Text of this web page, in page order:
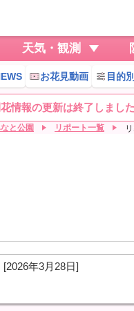
天気・観測
お花見動画 目的
情報の更新は終了しまし
と公園 リポート一覧
[2026年3月28日]